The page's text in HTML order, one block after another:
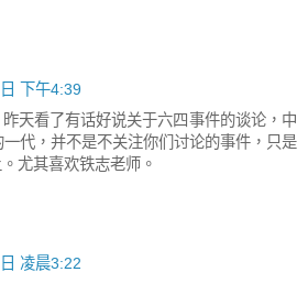
下午4:39
天看了有话好说关于六四事件的谈论，中
一代，并不是不关注你们讨论的事件，只是
尤其喜欢铁志老师。
凌晨3:22